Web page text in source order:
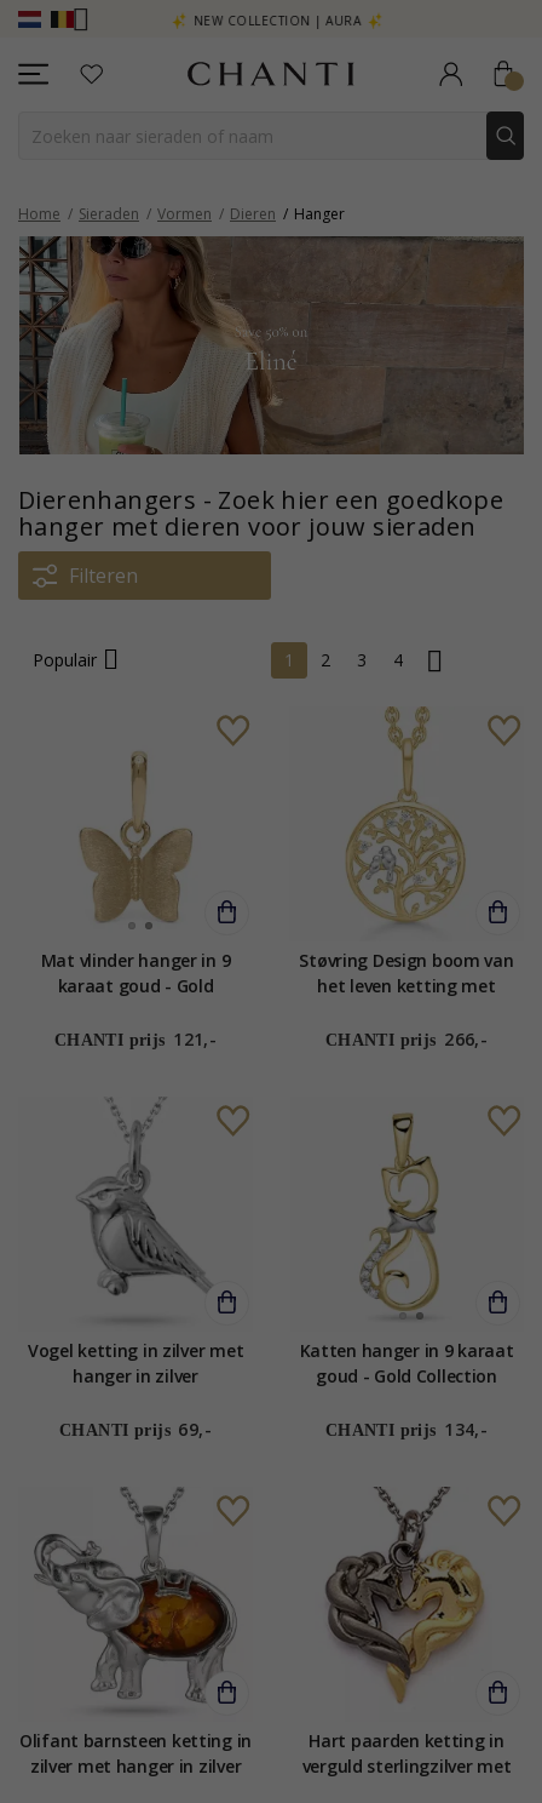
- KLIK HIER NEW COLLECTION | AURA
Home Sieraden Vormen Dieren Hanger
Dierenhangers - Zoek hier een goedkope
hanger met dieren voor jouw sieraden
Filteren
Populair 1 2 3 4
Mat vlinder hanger in 9
karaat goud - Gold
CHANTI prijs 121,-
Støvring Design boom van
het leven ketting met
witte zirkoon
CHANTI prijs 266,-
Vogel ketting in zilver met
hanger in zilver
CHANTI prijs 69,-
Katten hanger in 9 karaat
goud - Gold Collection
CHANTI prijs 134,-
Olifant barnsteen ketting in
zilver met hanger in zilver
Hart paarden ketting in
verguld sterlingzilver met